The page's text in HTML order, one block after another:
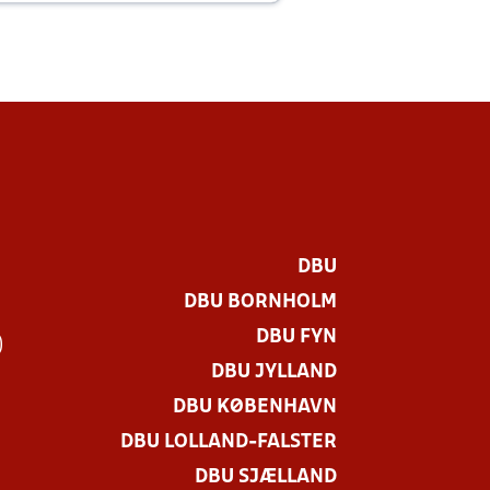
DBU
DBU BORNHOLM
DBU FYN
DBU JYLLAND
DBU KØBENHAVN
DBU LOLLAND-FALSTER
DBU SJÆLLAND